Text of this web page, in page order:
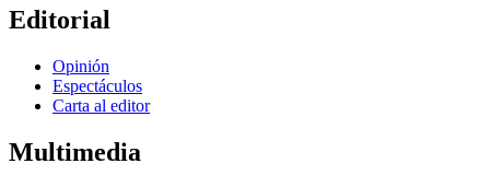
Editorial
Opinión
Espectáculos
Carta al editor
Multimedia